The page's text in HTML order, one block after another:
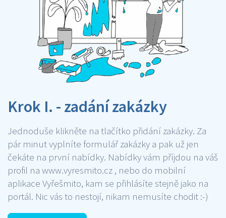
Krok I. - zadání zakázky
Jednoduše klikněte na tlačítko přidání zakázky. Za
pár minut vyplníte formulář zakázky a pak už jen
čekáte na první nabídky. Nabídky vám příjdou na váš
profil na www.vyresmito.cz , nebo do mobilní
aplikace Vyřešmito, kam se přihlásíte stejně jako na
portál. Nic vás to nestojí, nikam nemusíte chodit :-)